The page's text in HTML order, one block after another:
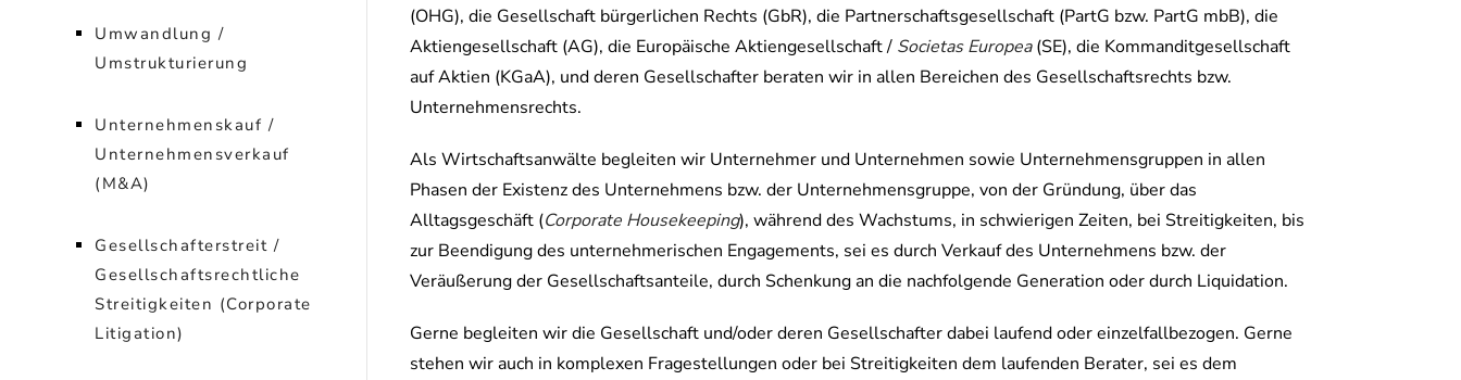
Umwandlung /
Umstrukturierung
Unternehmenskauf /
Unternehmensverkauf
(M&A)
Gesellschafterstreit /
Gesellschaftsrechtliche
Streitigkeiten (Corporate
Litigation)
(OHG), die Gesellschaft bürgerlichen Rechts (GbR), die Partnerschaftsgesellschaft (PartG bzw. PartG mbB), die
Aktiengesellschaft (AG), die Europäische Aktiengesellschaft / Societas Europea(SE), die Kommanditgesellschaft
auf Aktien (KGaA), und deren Gesellschafter beraten wir in allen Bereichen des Gesellschaftsrechts bzw.
Unternehmensrechts.
Als Wirtschaftsanwälte begleiten wir Unternehmer und Unternehmen sowie Unternehmensgruppen in allen
Phasen der Existenz des Unternehmens bzw. der Unternehmensgruppe, von der Gründung, über das
Alltagsgeschäft (Corporate Housekeeping), während des Wachstums, in schwierigen Zeiten, bei Streitigkeiten, bis
zur Beendigung des unternehmerischen Engagements, sei es durch Verkauf des Unternehmens bzw. der
Veräußerung der Gesellschaftsanteile, durch Schenkung an die nachfolgende Generation oder durch Liquidation.
Gerne begleiten wir die Gesellschaft und/oder deren Gesellschafter dabei laufend oder einzelfallbezogen. Gerne
stehen wir auch in komplexen Fragestellungen oder bei Streitigkeiten dem laufenden Berater, sei es dem